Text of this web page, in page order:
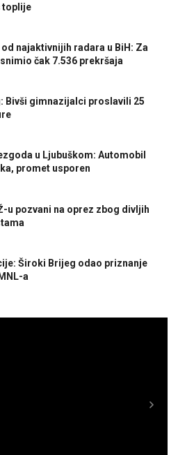
toplije
od najaktivnijih radara u BiH: Za
čak 7.536 prekršaja
Bivši gimnazijalci proslavili 25
u Ljubuškom: Automobil
promet usporen
u pozvani na oprez zbog divljih
Široki Brijeg odao priznanje
a